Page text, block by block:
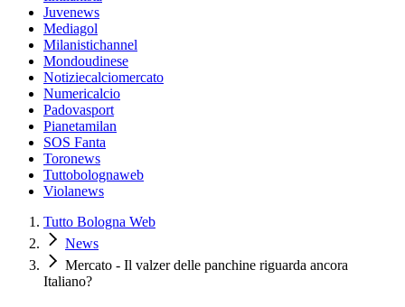
Juvenews
Mediagol
Milanistichannel
Mondoudinese
Notiziecalciomercato
Numericalcio
Padovasport
Pianetamilan
SOS Fanta
Toronews
Tuttobolognaweb
Violanews
Tutto Bologna Web
News
Mercato - Il valzer delle panchine riguarda ancora
Italiano?